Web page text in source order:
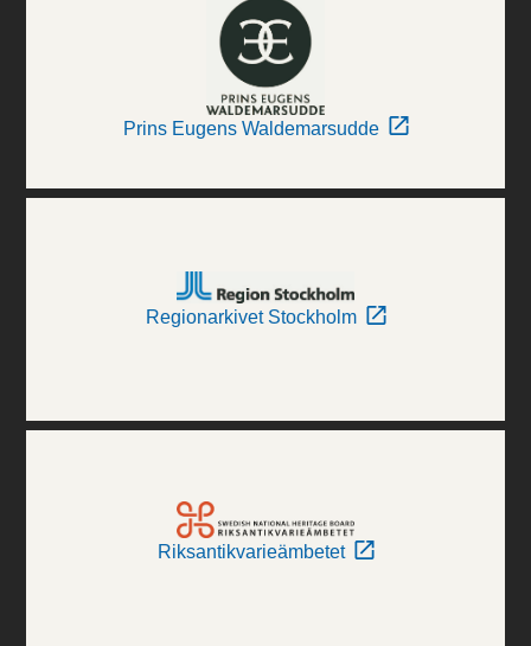
Prins Eugens Waldemarsudde
Regionarkivet Stockholm
Riksantikvarieämbetet